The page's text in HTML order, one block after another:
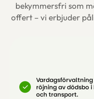
bekymmersfri som
offert – vi erbjuder
röjning av dödsbo i
och transport.